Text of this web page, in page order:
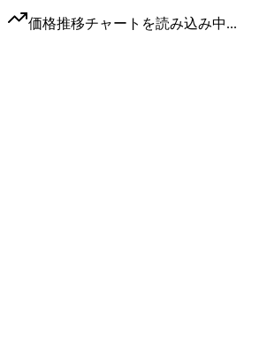
価格推移チャートを読み込み中...